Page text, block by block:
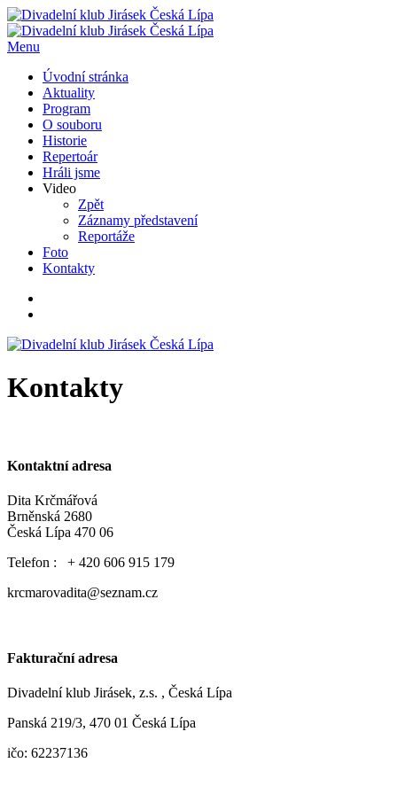
Menu
Úvodní stránka
Aktuality
Program
O souboru
Historie
Repertoár
Hráli jsme
Video
Zpět
Záznamy představení
Reportáže
Foto
Kontakty
Kontakty
Kontaktní adresa
Dita Krčmářová
Brněnská 2680
Česká Lípa 470 06
Telefon : + 420 606 915 179
krcmarovadita@seznam.cz
Fakturační adresa
Divadelní klub Jirásek, z.s. , Česká Lípa
Panská 219/3, 470 01 Česká Lípa
ičo: 62237136